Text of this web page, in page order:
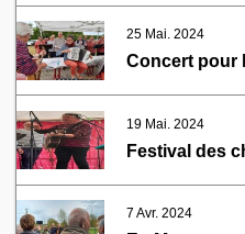
25 Mai. 2024
19 Mai. 2024
7 Avr. 2024